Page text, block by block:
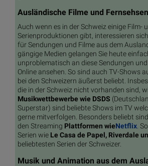
Ausländische Filme und
Auch wenn es in der Schweiz einige Film-
Serienproduktionen gibt, interessieren
für Sendungen und Filme aus dem
gängige Medien gelangen Sie heute
unproblematisch an diese Sendungen
Online ansehen. So sind auch TV-Shows
bei den Schweizern äußerst beliebt.
die in der Schweiz nicht vorhanden sind,
Musikwettbewerbe wie DSDS
Superstar) sind beliebte Shows im TV
gerne mitverfolgen. Besonders beliebt
den Streaming Plattformen wieNetflix .
Serien wie Le Casa de Papel, Riverdale
beliebtesten Serien der Schweizer.
Musik und Animation aus dem